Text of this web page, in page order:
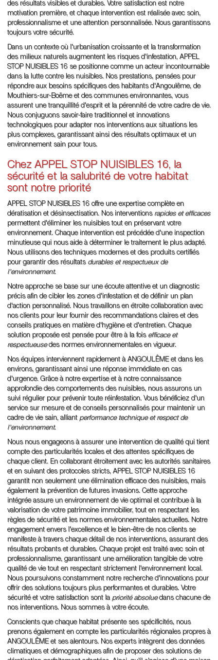
des résultats visibles et durables. Votre satisfaction est notre
motivation première, et chaque intervention est réalisée avec soin,
professionnalisme et une attention personnalisée. Nous garantissons
toujours votre sécurité.
Dans un contexte où l'urbanisation croissante et la transformation
des milieux naturels augmentent les risques d'infestation, APPEL
STOP NUISIBLES 16 se positionne comme un acteur incontournable
dans la lutte contre les nuisibles. Nos prestations, pensées pour
répondre aux besoins spécifiques des habitants d'Angoulême, de
Mouthiers-sur-Boëme et des communes environnantes, vous
assurent une tranquillité d'esprit et la pérennité de votre cadre de vie.
Nous conjuguons savoir-faire traditionnel et innovations
technologiques pour adapter nos interventions aux situations les
plus complexes, garantissant ainsi des résultats optimaux et un
environnement sain pour tous.
Chez APPEL STOP NUISIBLES 16, la
sécurité et la salubrité de votre habitat
sont notre priorité
APPEL STOP NUISIBLES 16 offre une expertise complète en
dératisation et désinsectisation. Nos interventions rapides et efficaces
permettent d'éliminer les nuisibles tout en préservant votre
environnement. Chaque intervention est précédée d'une inspection
minutieuse qui nous aide à déterminer le traitement le plus adapté.
Nous utilisons des techniques modernes et des produits certifiés
pour garantir des résultats durables et respectueux de
l'environnement.
Notre approche se base sur une écoute attentive et un diagnostic
précis afin de cibler les zones d'infestation et de définir un plan
d'action personnalisé. Nous travaillons en étroite collaboration avec
nos clients pour leur fournir des recommandations claires et des
conseils pratiques en matière d'hygiène et d'entretien. Chaque
solution proposée est pensée pour être à la fois efficace et
respectueusedes normes environnementales en vigueur.
Nos équipes interviennent rapidement à ANGOULÊME et dans les
environs, garantissant ainsi une réponse immédiate en cas
d'urgence. Grâce à notre expertise et à notre connaissance
approfondie des comportements des nuisibles, nous assurons un
suivi régulier pour prévenir toute réinfestation. Vous bénéficiez d'un
service sur mesure et de conseils personnalisés pour maintenir un
cadre de vie sain, alliant performance technique et respect de
l'environnement.
Nous nous engageons à assurer une intervention de qualité qui tient
compte des particularités locales et des attentes spécifiques de
chaque client. En collaborant étroitement avec les autorités sanitaires
et en suivant des protocoles stricts, APPEL STOP NUISIBLES 16
garantit non seulement une élimination efficace des nuisibles, mais
également la prévention de futures invasions. Cette approche
intégrée assure un environnement de vie optimal et contribue à la
valorisation de votre patrimoine immobilier, tout en respectant les
règles de sécurité et les normes environnementales actuelles. Notre
engagement envers l'excellence et le bien-être de nos clients se
manifeste à travers chaque détail de nos interventions, assurant des
résultats probants et durables. Chaque projet est traité avec soin et
professionnalisme, garantissant une amélioration tangible de votre
qualité de vie tout en respectant strictement l'environnement local.
Nous poursuivons constamment notre recherche d'innovations pour
offrir des solutions toujours plus performantes et durables. Votre
sécurité et votre satisfaction sont la priorité absoluedans chacune de
nos interventions. Nous sommes à votre écoute.
Conscients que chaque habitat présente ses spécificités, nous
prenons également en compte les particularités régionales propres à
ANGOULÊME et ses alentours. Nos experts intègrent des données
climatiques et démographiques afin de proposer des solutions de